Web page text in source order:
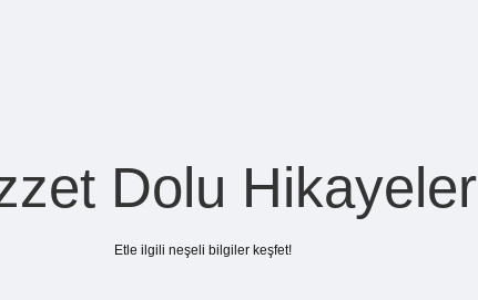
Dolu Hikayeler
Etle ilgili neşeli bilgiler keşfet!